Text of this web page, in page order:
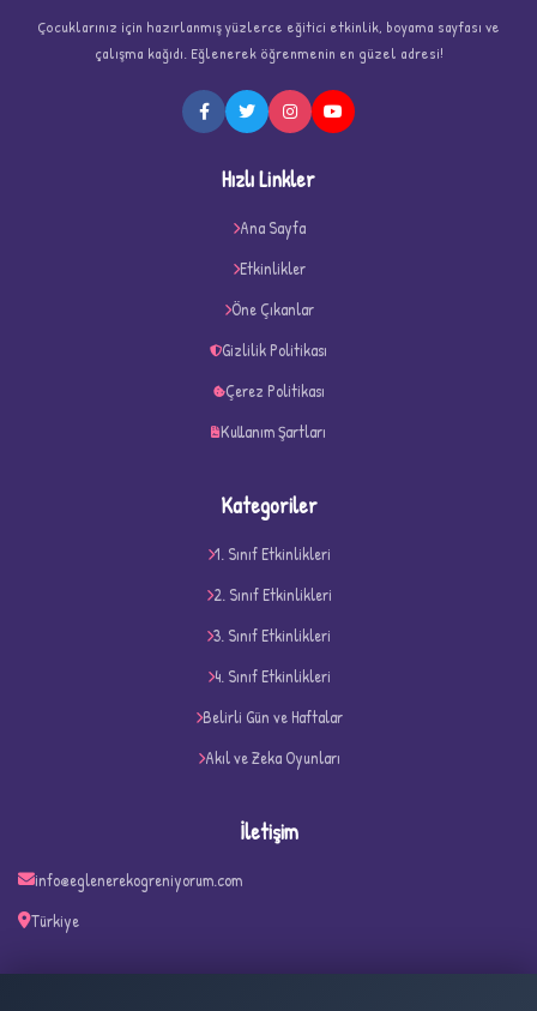
D
Çocuklarınız için hazırlanmış yüzlerce eğitici etkinlik, boyama sayfası ve
çalışma kağıdı. Eğlenerek öğrenmenin en güzel adresi!
Hızlı Linkler
Ana Sayfa
Etkinlikler
Öne Çıkanlar
Gizlilik Politikası
Çerez Politikası
Kullanım Şartları
Kategoriler
1. Sınıf Etkinlikleri
2. Sınıf Etkinlikleri
3. Sınıf Etkinlikleri
4. Sınıf Etkinlikleri
Belirli Gün ve Haftalar
Akıl ve Zeka Oyunları
İletişim
info@eglenerekogreniyorum.com
Türkiye